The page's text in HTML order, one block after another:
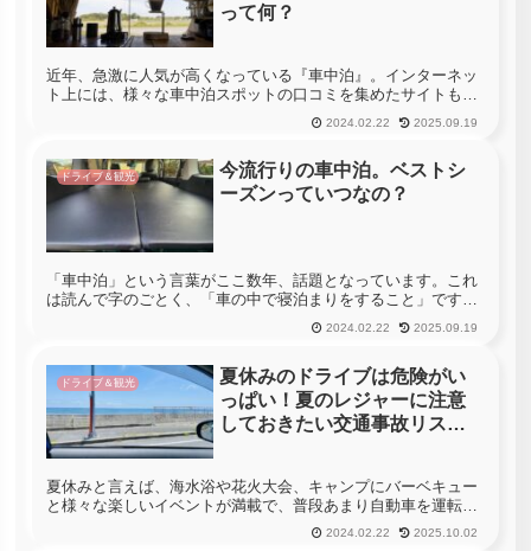
って何？
近年、急激に人気が高くなっている『車中泊』。インターネッ
ト上には、様々な車中泊スポットの口コミを集めたサイトも登
場していますし、雑誌などでも『車中泊』の専門誌等が登場し
ています。さらに、2015年には、キャンピングカーの売上額が
2024.02.22 2025.09.19
ドライブ＆観光
今流行りの車中泊。ベストシ
ーズンっていつなの？
「車中泊」という言葉がここ数年、話題となっています。これ
は読んで字のごとく、「車の中で寝泊まりをすること」です。
車の中で寝泊まりといえば、「仮眠」というものもあります
が、仮眠は目的地に向かう途中で休みを取ること。車中泊は車
2024.02.22 2025.09.19
ドライブ＆観光
夏休みのドライブは危険がい
っぱい！夏のレジャーに注意
しておきたい交通事故リスク
夏休みと言えば、海水浴や花火大会、キャンプにバーベキュー
と様々な楽しいイベントが満載で、普段あまり自動車を運転し
ない方もドライブに出る事が非常に多くなります。皆様も夏休
みの後半に向けて、様々な計画を立てている人も多いのではな
2024.02.22 2025.10.02